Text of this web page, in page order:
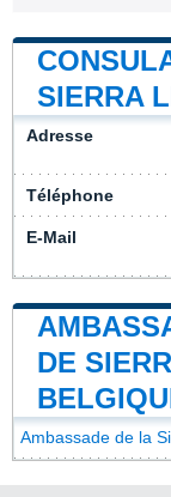
SIERRA
Adresse
Téléphone
E-Mail
DE
Ambassade de la